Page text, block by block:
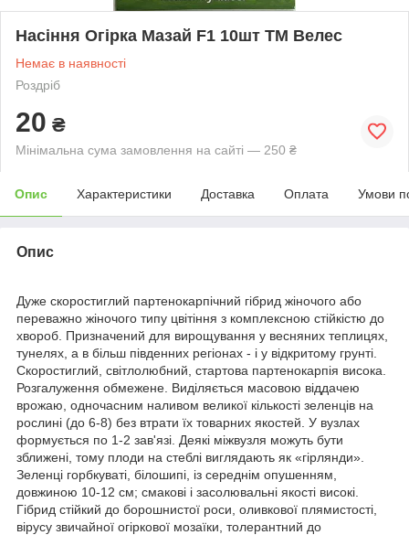
Насіння Огірка Мазай F1 10шт ТМ Велес
Немає в наявності
Роздріб
20 ₴
Мінімальна сума замовлення на сайті — 250 ₴
Опис Характеристики Доставка Оплата Умови
Опис
Дуже скоростиглий партенокарпічний гібрид жіночого або
переважно жіночого типу цвітіння з комплексною стійкістю до
хвороб. Призначений для вирощування у весняних теплицях,
тунелях, а в більш південних регіонах - і у відкритому грунті.
Скоростиглий, світлолюбний, стартова партенокарпія висока.
Розгалуження обмежене. Виділяється масовою віддачею
врожаю, одночасним наливом великої кількості зеленців на
рослині (до 6-8) без втрати їх товарних якостей. У вузлах
формується по 1-2 зав'язі. Деякі міжвузля можуть бути
зближені, тому плоди на стеблі виглядають як «гірлянди».
Зеленці горбкуваті, білошипі, із середнім опушенням,
довжиною 10-12 см; смакові і засолювальні якості високі.
Гібрид стійкий до борошнистої роси, оливкової плямистості,
вірусу звичайної огіркової мозаїки, толерантний до